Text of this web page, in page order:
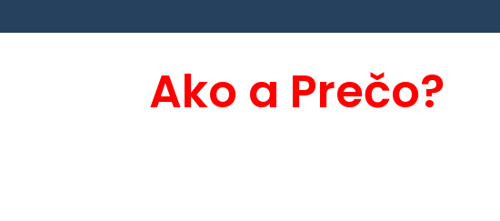
Ako a Prečo?